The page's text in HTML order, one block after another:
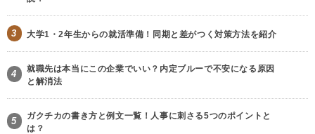
3 大学1・2年生からの就活準備！同期と差がつく対策方法を紹介
4
就職先は本当にこの企業でいい？内定ブルーで不安になる原因
と解消法
5
ガクチカの書き方と例文一覧！人事に刺さる5つのポイントと
は？